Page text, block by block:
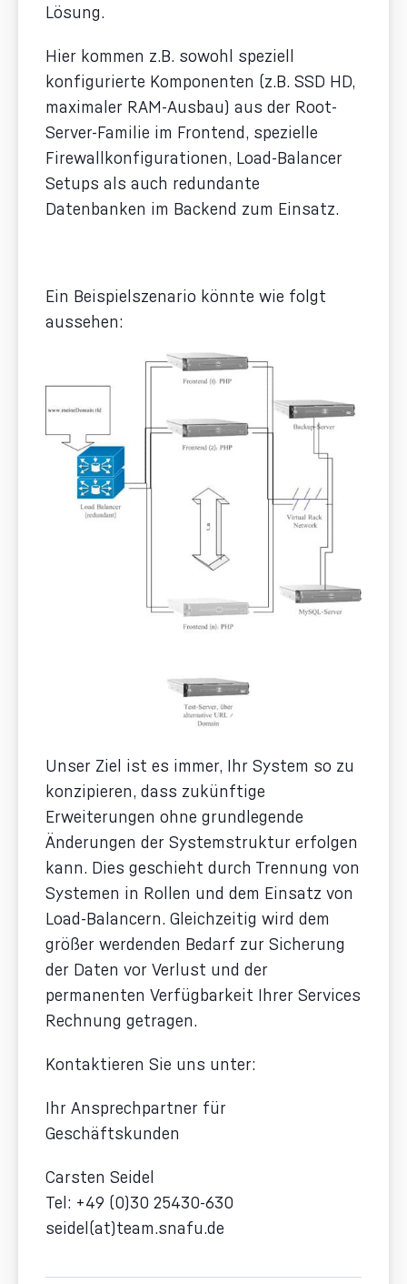
Lösung.
Hier kommen z.B. sowohl speziell
konfigurierte Komponenten (z.B. SSD HD,
maximaler RAM-Ausbau) aus der Root-
Server-Familie im Frontend, spezielle
Firewallkonfigurationen, Load-Balancer
Setups als auch redundante
Datenbanken im Backend zum Einsatz.
Ein Beispielszenario könnte wie folgt
aussehen:
Unser Ziel ist es immer, Ihr System so zu
konzipieren, dass zukünftige
Erweiterungen ohne grundlegende
Änderungen der Systemstruktur erfolgen
kann. Dies geschieht durch Trennung von
Systemen in Rollen und dem Einsatz von
Load-Balancern. Gleichzeitig wird dem
größer werdenden Bedarf zur Sicherung
der Daten vor Verlust und der
permanenten Verfügbarkeit Ihrer Services
Rechnung getragen.
Kontaktieren Sie uns unter:
Ihr Ansprechpartner für
Geschäftskunden
Carsten Seidel
Tel: +49 (0)30 25430-630
seidel(at)team.snafu.de